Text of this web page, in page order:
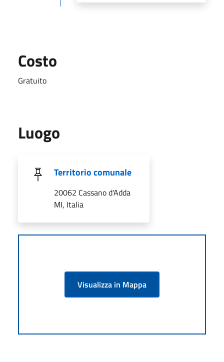
Costo
Gratuito
Luogo
Territorio comunale
20062 Cassano d'Adda
MI, Italia
Visualizza in Mappa